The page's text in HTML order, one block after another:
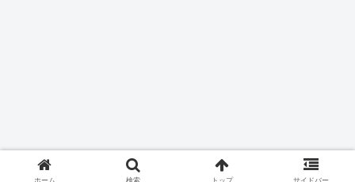
ホーム 検索 トップ サイドバー